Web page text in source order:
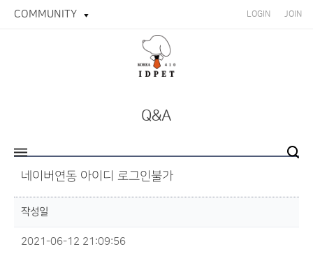
COMMUNITY LOGIN JOIN
Q&A
네이버연동 아이디 로그인불가
작성일
2021-06-12 21:09:56